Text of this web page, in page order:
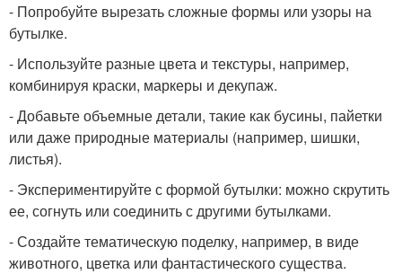
- Попробуйте вырезать сложные формы или узоры на
бутылке.
- Используйте разные цвета и текстуры, например,
комбинируя краски, маркеры и декупаж.
- Добавьте объемные детали, такие как бусины, пайетки
или даже природные материалы (например, шишки,
листья).
- Экспериментируйте с формой бутылки: можно скрутить
ее, согнуть или соединить с другими бутылками.
- Создайте тематическую поделку, например, в виде
животного, цветка или фантастического существа.